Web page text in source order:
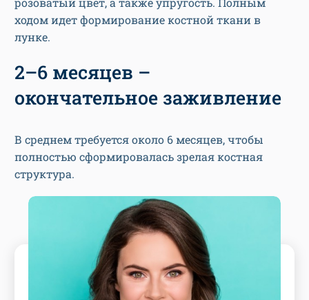
ходом идет формирование костной ткани в
лунке.
2–6 месяцев –
окончательное заживление
В среднем требуется около 6 месяцев, чтобы
полностью сформировалась зрелая костная
структура.